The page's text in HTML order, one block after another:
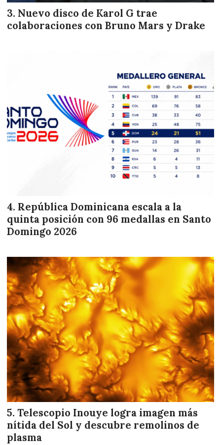
Nuevo disco de Karol G trae
colaboraciones con Bruno Mars y Drake
República Dominicana escala a la
quinta posición con 96 medallas en Santo
Domingo 2026
Telescopio Inouye logra imagen más
nítida del Sol y descubre remolinos de
plasma